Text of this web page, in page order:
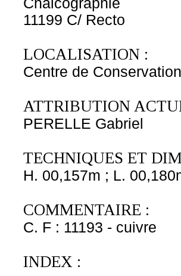
Chalcographie
11199 C/ Recto
LOCALISATION :
Centre de
ATTRIBUTION
PERELLE Gabriel
TECHNIQUES ET
H. 00,157m ; L.
COMMENTAIRE :
C. F : 11193 - cuivre
INDEX :